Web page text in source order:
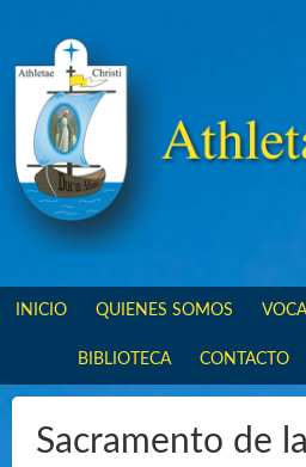
INICIO QUIENES SOMOS
BIBLIOTECA CONTACTO
Sacramento de la